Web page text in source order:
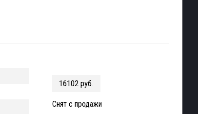
16102 руб.
Снят с продажи